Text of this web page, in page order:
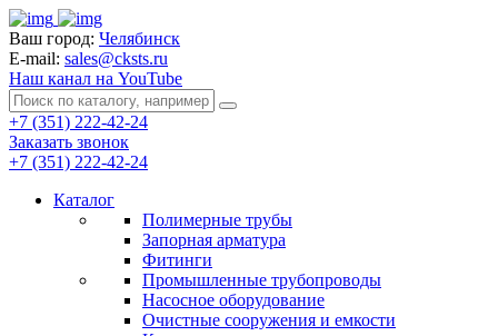
Ваш город: Челябинск
E-mail: sales@cksts.ru
Наш канал на YouTube
+7 (351) 222-42-24
Заказать звонок
+7 (351) 222-42-24
Каталог
Полимерные трубы
Запорная арматура
Фитинги
Промышленные трубопроводы
Насосное оборудование
Очистные сооружения и емкости